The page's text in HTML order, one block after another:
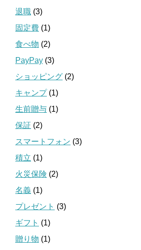
退職 (3)
固定費 (1)
食べ物 (2)
PayPay (3)
ショッピング (2)
キャンプ(1)
生前贈与 (1)
保証 (2)
スマートフォン (3)
積立 (1)
火災保険 (2)
名義 (1)
プレゼント (3)
ギフト (1)
贈り物 (1)